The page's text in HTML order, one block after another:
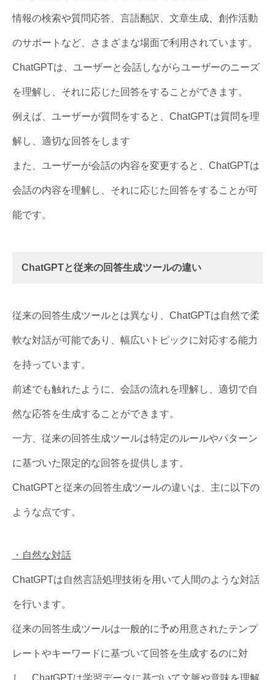
情報の検索や質問応答、言語翻訳、文章生成、創作活動
のサポートなど、さまざまな場面で利用されています。
ChatGPTは、ユーザーと会話しながらユーザーのニーズ
を理解し、それに応じた回答をすることができます。
例えば、ユーザーが質問をすると、ChatGPTは質問を理
解し、適切な回答をします
また、ユーザーが会話の内容を変更すると、ChatGPTは
会話の内容を理解し、それに応じた回答をすることが可
能です。
ChatGPTと従来の回答生成ツールの違い
従来の回答生成ツールとは異なり、ChatGPTは自然で柔
軟な対話が可能であり、幅広いトピックに対応する能力
を持っています。
前述でも触れたように、会話の流れを理解し、適切で自
然な応答を生成することができます。
一方、従来の回答生成ツールは特定のルールやパターン
に基づいた限定的な回答を提供します。
ChatGPTと従来の回答生成ツールの違いは、主に以下の
ような点です。
・自然な対話
ChatGPTは自然言語処理技術を用いて人間のような対話
を行います。
従来の回答生成ツールは一般的に予め用意されたテンプ
レートやキーワードに基づいて回答を生成するのに対